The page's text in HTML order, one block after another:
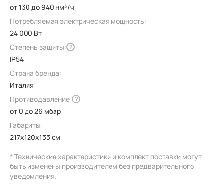
от 130 до 940 нм³/ч
Потребляемая электрическая мощность:
24 000 Вт
Степень защиты: ?
IP54
Страна бренда:
Италия
Противодавление: ?
от 0 до 26 мбар
Габариты:
217x120x133 см
* Технические характеристики и комплект поставки могут
быть изменены производителем без предварительного
уведомления.